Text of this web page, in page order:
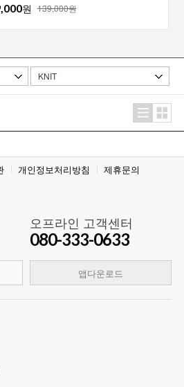
원 139,000원
개인정보처리방침 제휴문의
오프라인 고객센터
080-333-0633
앱다운로드